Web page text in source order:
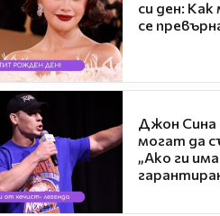
си ден:
се
Джон Сина
могат да
„Ако ги